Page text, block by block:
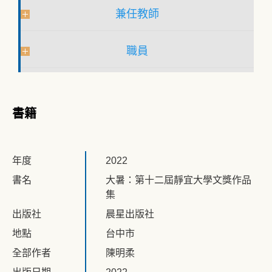
兼任教師
職員
書籍
年度
2022
書名
大暑：第十二屆靜宜大學文獎作品
集
出版社
晨星出版社
地點
台中市
全部作者
陳明柔